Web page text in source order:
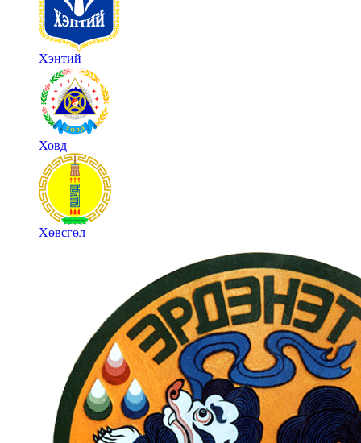
Хэнтий
Ховд
Хөвсгөл